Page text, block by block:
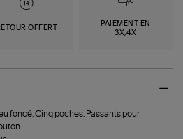
OFFERT
PAIEMENT EN
3X,4X
foncé. Cinq poches. Passants pour